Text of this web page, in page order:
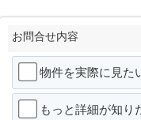
お問合せ内容
物件を実際に見た
もっと詳細が知り